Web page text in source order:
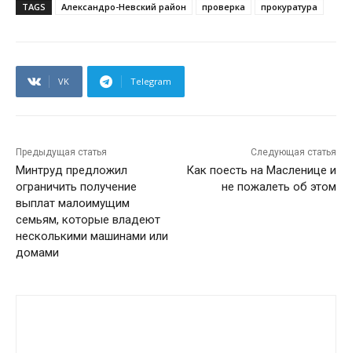
TAGS Александро-Невский район проверка прокуратура
VK Telegram
Предыдущая статья
Минтруд предложил
ограничить получение
выплат малоимущим
семьям, которые владеют
несколькими машинами или
домами
Следующая статья
Как поесть на Масленице и
не пожалеть об этом